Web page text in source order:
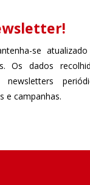
se
Os dados
e campanhas.